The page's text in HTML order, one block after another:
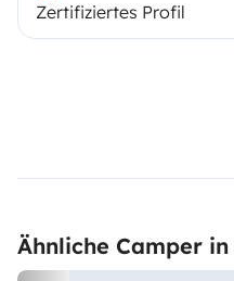
Zertifiziertes Profil
Ähnliche Camper